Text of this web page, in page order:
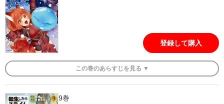
登録して購入
この巻のあらすじを 見る ▼
9巻